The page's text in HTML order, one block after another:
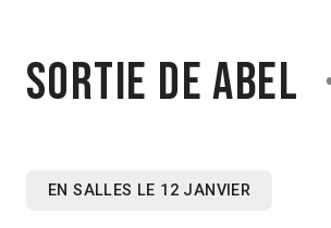
Sortie de ABEL
EN SALLES LE 12 JANVIER